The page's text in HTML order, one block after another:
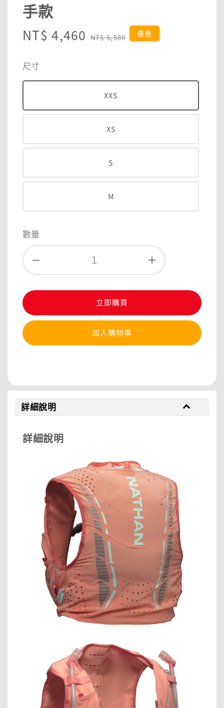
手款
Sale
NT$ 4,460 Regular
NT$ 5,580 優惠
尺寸
XXS
XS
S
M
數量
立即購買
加入購物車
詳細說明
詳細說明